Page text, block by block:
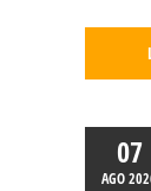
07
AGO